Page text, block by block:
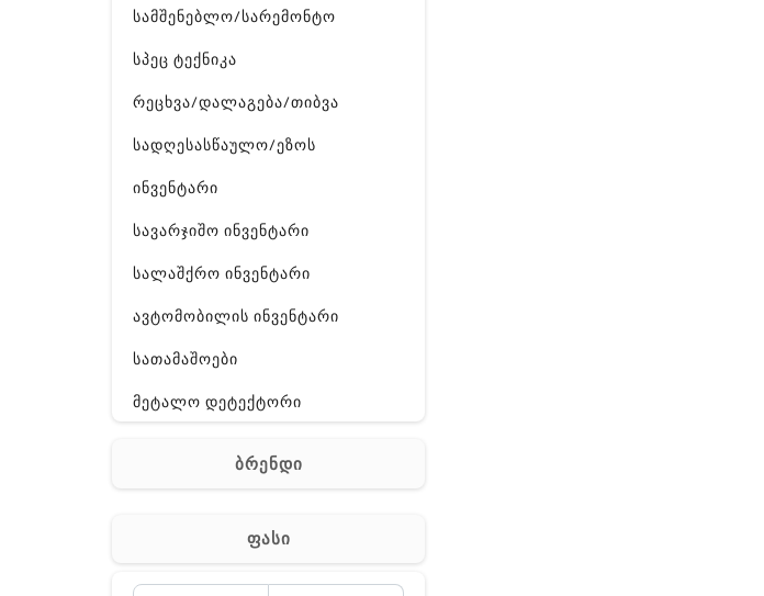
სამშენებლო/სარემონტო
სპეც ტექნიკა
რეცხვა/დალაგება/თიბვა
სადღესასწაულო/ეზოს
ინვენტარი
სავარჯიშო ინვენტარი
სალაშქრო ინვენტარი
ავტომობილის ინვენტარი
სათამაშოები
მეტალო დეტექტორი
ელ. ტექნიკა
ბრენდი
ფასი